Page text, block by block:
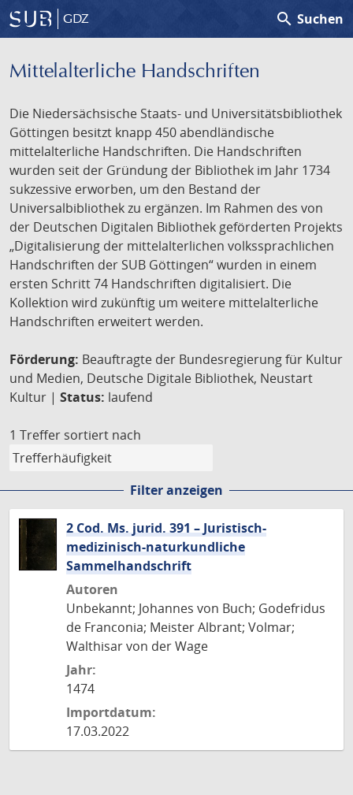
GDZ search Suchen
Mittelalterliche Handschriften
Die Niedersächsische Staats- und Universitätsbibliothek
Göttingen besitzt knapp 450 abendländische
mittelalterliche Handschriften. Die Handschriften
wurden seit der Gründung der Bibliothek im Jahr 1734
sukzessive erworben, um den Bestand der
Universalbibliothek zu ergänzen. Im Rahmen des von
der Deutschen Digitalen Bibliothek geförderten Projekts
„Digitalisierung der mittelalterlichen volkssprachlichen
Handschriften der SUB Göttingen“ wurden in einem
ersten Schritt 74 Handschriften digitalisiert. Die
Kollektion wird zukünftig um weitere mittelalterliche
Handschriften erweitert werden.
Förderung: Beauftragte der Bundesregierung für Kultur
und Medien, Deutsche Digitale Bibliothek, Neustart
Kultur | Status: laufend
1 Treffer sortiert nach
Filter anzeigen
2 Cod. Ms. jurid. 391 – Juristisch-
medizinisch-naturkundliche
Sammelhandschrift
Autoren
Unbekannt; Johannes von Buch; Godefridus
de Franconia; Meister Albrant; Volmar;
Walthisar von der Wage
Jahr:
1474
Importdatum:
17.03.2022